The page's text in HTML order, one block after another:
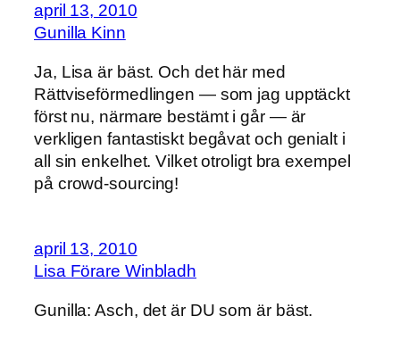
april 13, 2010
Gunilla Kinn
Ja, Lisa är bäst. Och det här med
Rättviseförmedlingen — som jag upptäckt
först nu, närmare bestämt i går — är
verkligen fantastiskt begåvat och genialt i
all sin enkelhet. Vilket otroligt bra exempel
på crowd-sourcing!
april 13, 2010
Lisa Förare Winbladh
Gunilla: Asch, det är DU som är bäst.